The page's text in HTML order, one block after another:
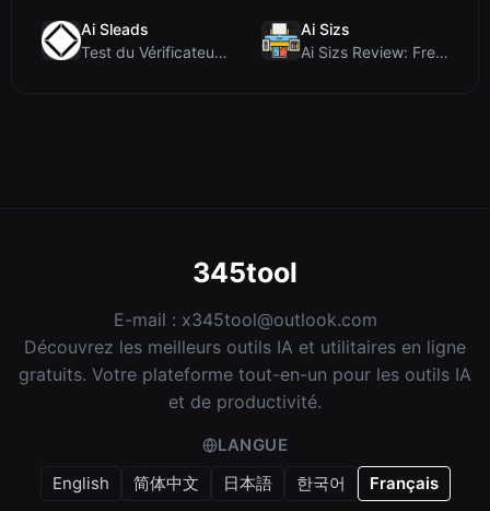
Ai Sleads
Test du Vérificateur de Force des Mots de Passe d'...
Ai Sizs
Ai Sizs Review: Free, Private Image Similarity & B...
345tool
E-mail : x345tool@outlook.com
Découvrez les meilleurs outils IA et utilitaires en ligne
gratuits. Votre plateforme tout-en-un pour les outils IA
et de productivité.
LANGUE
English
简体中文 日本語 한국어 Français